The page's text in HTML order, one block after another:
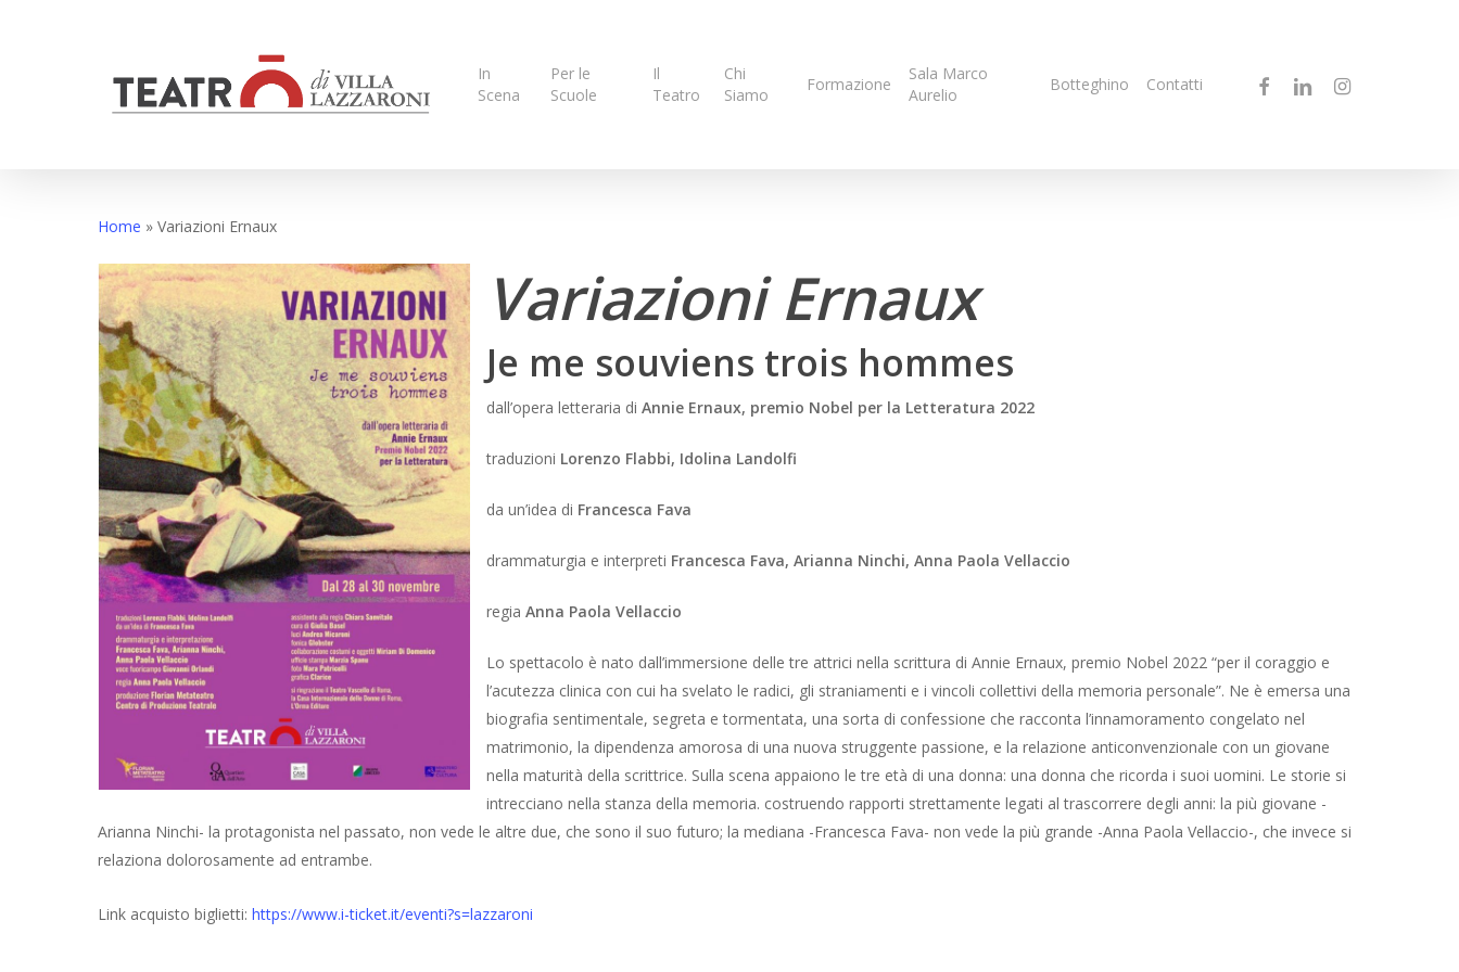
In
Scena
Per le
Scuole
Il
Teatro
Chi
Siamo
Formazione
Sala Marco
Aurelio
Botteghino Contatti facebooklinkedin instagram
Home » Variazioni Ernaux
Variazioni Ernaux
Je me souviens trois hommes
dall’opera letteraria diAnnie Ernaux, premio Nobel per la Letteratura 2022
traduzioni Lorenzo Flabbi, Idolina Landolfi
da un’idea di Francesca Fava
drammaturgia e interpreti Francesca Fava, Arianna Ninchi, Anna Paola Vellaccio
regiaAnna Paola Vellaccio
Lo spettacolo è nato dall’immersione delle tre attrici nella scrittura di Annie Ernaux, premio Nobel 2022 “per il coraggio e
l’acutezza clinica con cui ha svelato le radici, gli straniamenti e i vincoli collettivi della memoria personale”. Ne è emersa una
biografia sentimentale, segreta e tormentata, una sorta di confessione che racconta l’innamoramento congelato nel
matrimonio, la dipendenza amorosa di una nuova struggente passione, e la relazione anticonvenzionale con un giovane
nella maturità della scrittrice. Sulla scena appaiono le tre età di una donna: una donna che ricorda i suoi uomini. Le storie si
intrecciano nella stanza della memoria. costruendo rapporti strettamente legati al trascorrere degli anni: la più giovane -
Arianna Ninchi- la protagonista nel passato, non vede le altre due, che sono il suo futuro; la mediana -Francesca Fava- non vede la più grande -Anna Paola Vellaccio-, che invece si
relaziona dolorosamente ad entrambe.
Link acquisto biglietti:https://www.i-ticket.it/eventi?s=lazzaroni